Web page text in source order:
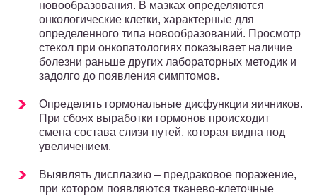
новообразования. В мазках определяются
онкологические клетки, характерные для
определенного типа новообразований. Просмотр
стекол при онкопатологиях показывает наличие
болезни раньше других лабораторных методик и
задолго до появления симптомов.
Определять гормональные дисфункции яичников.
При сбоях выработки гормонов происходит
смена состава слизи путей, которая видна под
увеличением.
Выявлять дисплазию – предраковое поражение,
при котором появляются тканево-клеточные